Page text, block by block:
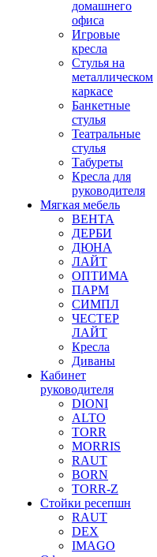
домашнего
офиса
Игровые
кресла
Стулья на
металлическом
каркасе
Банкетные
стулья
Театральные
стулья
Табуреты
Кресла для
руководителя
Мягкая мебель
ВЕНТА
ДЕРБИ
ДЮНА
ЛАЙТ
ОПТИМА
ПАРМ
СИМПЛ
ЧЕСТЕР
ЛАЙТ
Кресла
Диваны
Кабинет
руководителя
DIONI
ALTO
TORR
MORRIS
RAUT
BORN
TORR-Z
Стойки ресепшн
RAUT
DEX
IMAGO